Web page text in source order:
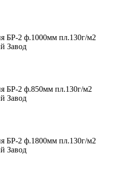
БР-2 ф.1000мм пл.130г/м2
Завод
БР-2 ф.850мм пл.130г/м2
Завод
БР-2 ф.1800мм пл.130г/м2
Завод